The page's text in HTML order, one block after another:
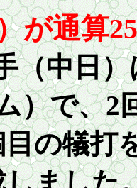
が通算
中日）
）で、2
の犠打